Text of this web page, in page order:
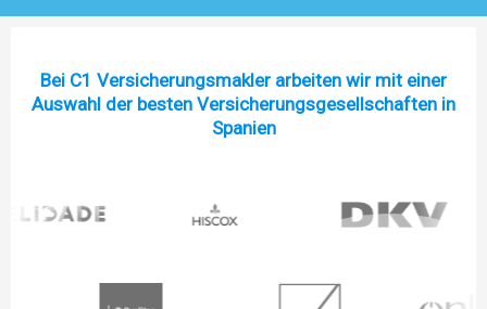
Bei C1 Versicherungsmakler arbeiten wir mit einer
Auswahl der besten Versicherungsgesellschaften in
Spanien